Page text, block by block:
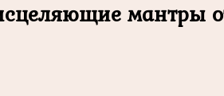
мантры